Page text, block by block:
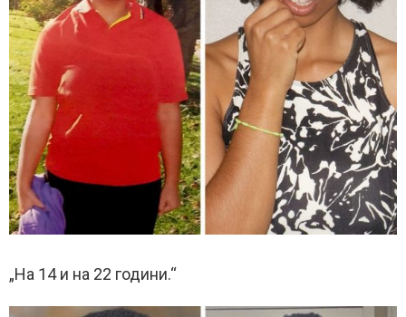
„На 14 и на 22 години.“